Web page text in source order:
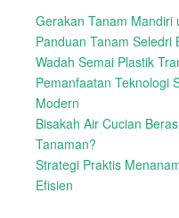
Gerakan Tanam Mandiri
Panduan Tanam Seledri
Wadah Semai Plastik
Pemanfaatan Teknologi
Modern
Bisakah Air Cucian
Tanaman?
Strategi Praktis
Efisien